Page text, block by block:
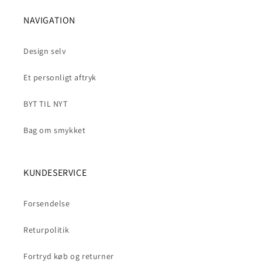
NAVIGATION
Design selv
Et personligt aftryk
BYT TIL NYT
Bag om smykket
KUNDESERVICE
Forsendelse
Returpolitik
Fortryd køb og returner